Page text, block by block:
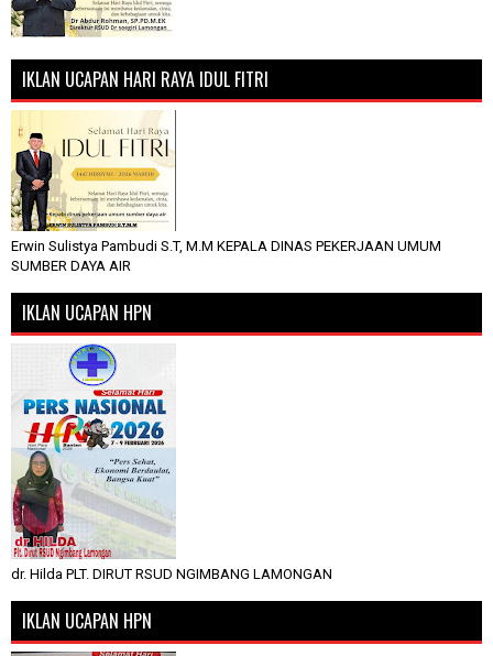
IKLAN UCAPAN HARI RAYA IDUL FITRI
Erwin Sulistya Pambudi S.T, M.M KEPALA DINAS PEKERJAAN UMUM
SUMBER DAYA AIR
IKLAN UCAPAN HPN
dr. Hilda PLT. DIRUT RSUD NGIMBANG LAMONGAN
IKLAN UCAPAN HPN